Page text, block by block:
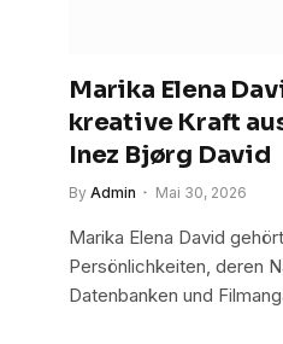
Marika Elena
kreative Kraft
Inez Bjørg David
By Admin Mai 30, 2026
Marika Elena David
Persönlichkeiten, deren
Datenbanken und